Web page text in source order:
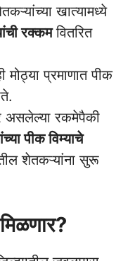
खात्यामध्ये
रक्कमवितरित
मोठ्या प्रमाणात पीक
असलेल्या रकमेपैकी
पीक विम्याचे
शेतकऱ्यांना सुरू